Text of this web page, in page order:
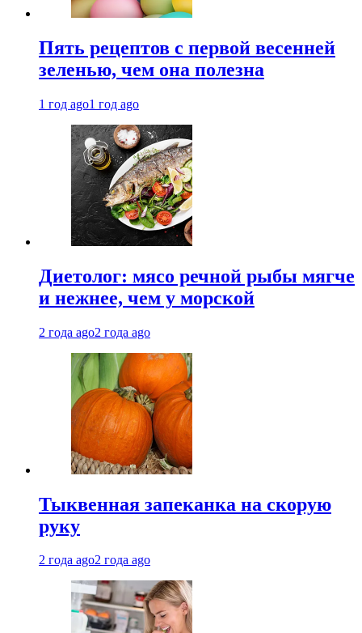
Пять рецептов с первой весенней
зеленью, чем она полезна
1 год ago1 год ago
Диетолог: мясо речной рыбы мягче
и нежнее, чем у морской
2 года ago2 года ago
Тыквенная запеканка на скорую
руку
2 года ago2 года ago